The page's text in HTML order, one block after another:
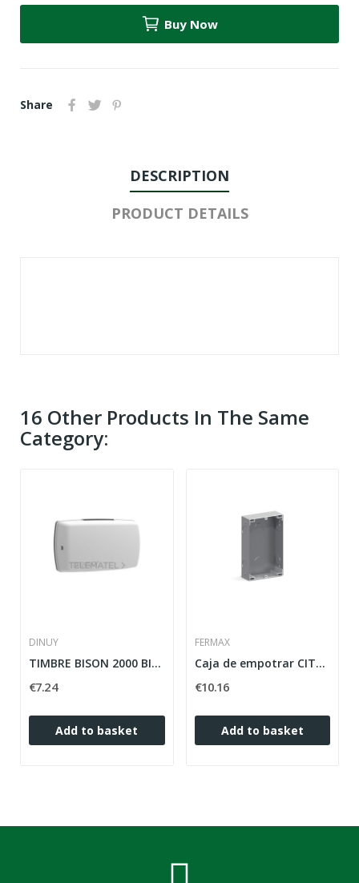
Buy Now
Share
DESCRIPTION
PRODUCT DETAILS
16 Other Products In The Same
Category:
DINUY
TIMBRE BISON 2000 BIT 110-230V
€7.24
Add to basket
FERMAX
Caja de empotrar CITY KIT S4 FERMAX 8949
€10.16
Add to basket